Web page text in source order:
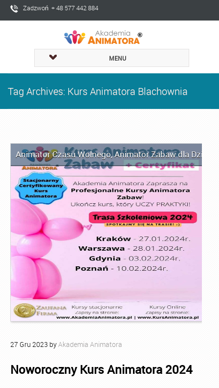
Zadzwoń + 48 577 442 884
MENU
Tag Archives: Kurs Animatora Blachownia
Animator Czasu Wolnego,Animator Zabaw dla Dzieci
27 Gru 2023 byAkademia Animatora
Noworoczny Kurs Animatora 2024